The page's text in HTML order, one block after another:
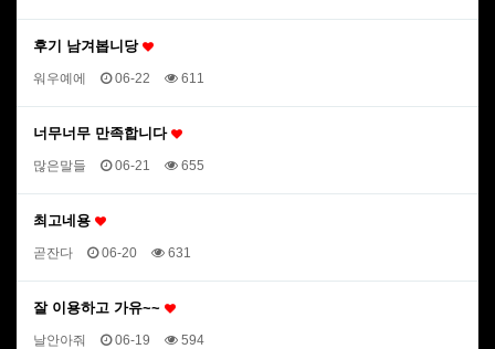
후기 남겨봅니당
워우예에 06-22 611
너무너무 만족합니다
많은말들 06-21 655
최고네용
곧잔다 06-20 631
잘 이용하고 가유~~
날안아줘 06-19 594